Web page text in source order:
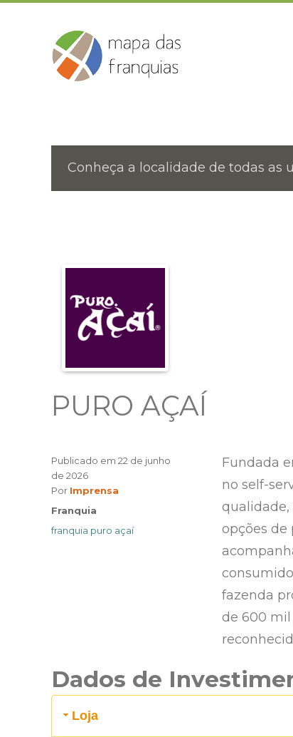
Conheça a localidade de todas as
PURO AÇAÍ
Fundada
no self-
qualidade,
opções de
fazenda
de 600 mil
Publicado em 22 de junho
de 2026
Por Author
Imprensa
Categories
Franquia
Tags
franquia puro açaí
Dados de
Loja